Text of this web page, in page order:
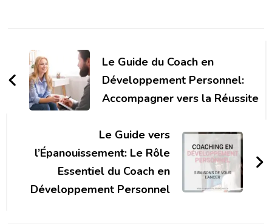
d'article
Le Guide du Coach en
Développement Personnel:
Accompagner vers la Réussite
Le Guide vers
l’Épanouissement: Le Rôle
Essentiel du Coach en
Développement Personnel